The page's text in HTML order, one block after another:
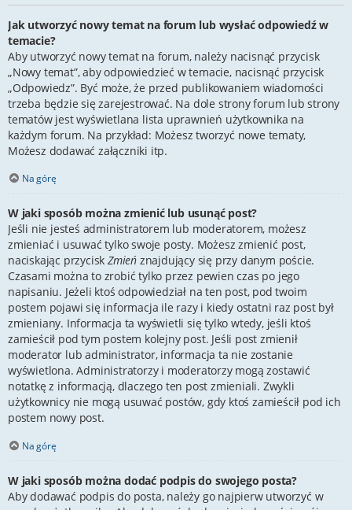
Jak utworzyć nowy temat na forum lub wysłać odpowiedź w
temacie?
Aby utworzyć nowy temat na forum, należy nacisnąć przycisk
„Nowy temat”, aby odpowiedzieć w temacie, nacisnąć przycisk
„Odpowiedz”. Być może, że przed publikowaniem wiadomości
trzeba będzie się zarejestrować. Na dole strony forum lub strony
tematów jest wyświetlana lista uprawnień użytkownika na
każdym forum. Na przykład: Możesz tworzyć nowe tematy,
Możesz dodawać załączniki itp.
Na górę
W jaki sposób można zmienić lub usunąć post?
Jeśli nie jesteś administratorem lub moderatorem, możesz
zmieniać i usuwać tylko swoje posty. Możesz zmienić post,
naciskając przyciskZmień znajdujący się przy danym poście.
Czasami można to zrobić tylko przez pewien czas po jego
napisaniu. Jeżeli ktoś odpowiedział na ten post, pod twoim
postem pojawi się informacja ile razy i kiedy ostatni raz post był
zmieniany. Informacja ta wyświetli się tylko wtedy, jeśli ktoś
zamieścił pod tym postem kolejny post. Jeśli post zmienił
moderator lub administrator, informacja ta nie zostanie
wyświetlona. Administratorzy i moderatorzy mogą zostawić
notatkę z informacją, dlaczego ten post zmieniali. Zwykli
użytkownicy nie mogą usuwać postów, gdy ktoś zamieścił pod ich
postem nowy post.
Na górę
W jaki sposób można dodać podpis do swojego posta?
Aby dodawać podpis do posta, należy go najpierw utworzyć w